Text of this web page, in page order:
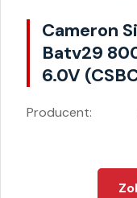
Cameron
Batv29
6.0V
Producent: